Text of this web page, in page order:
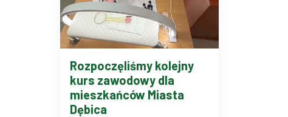
Rozpoczęliśmy kolejny
kurs zawodowy dla
mieszkańców Miasta
Dębica